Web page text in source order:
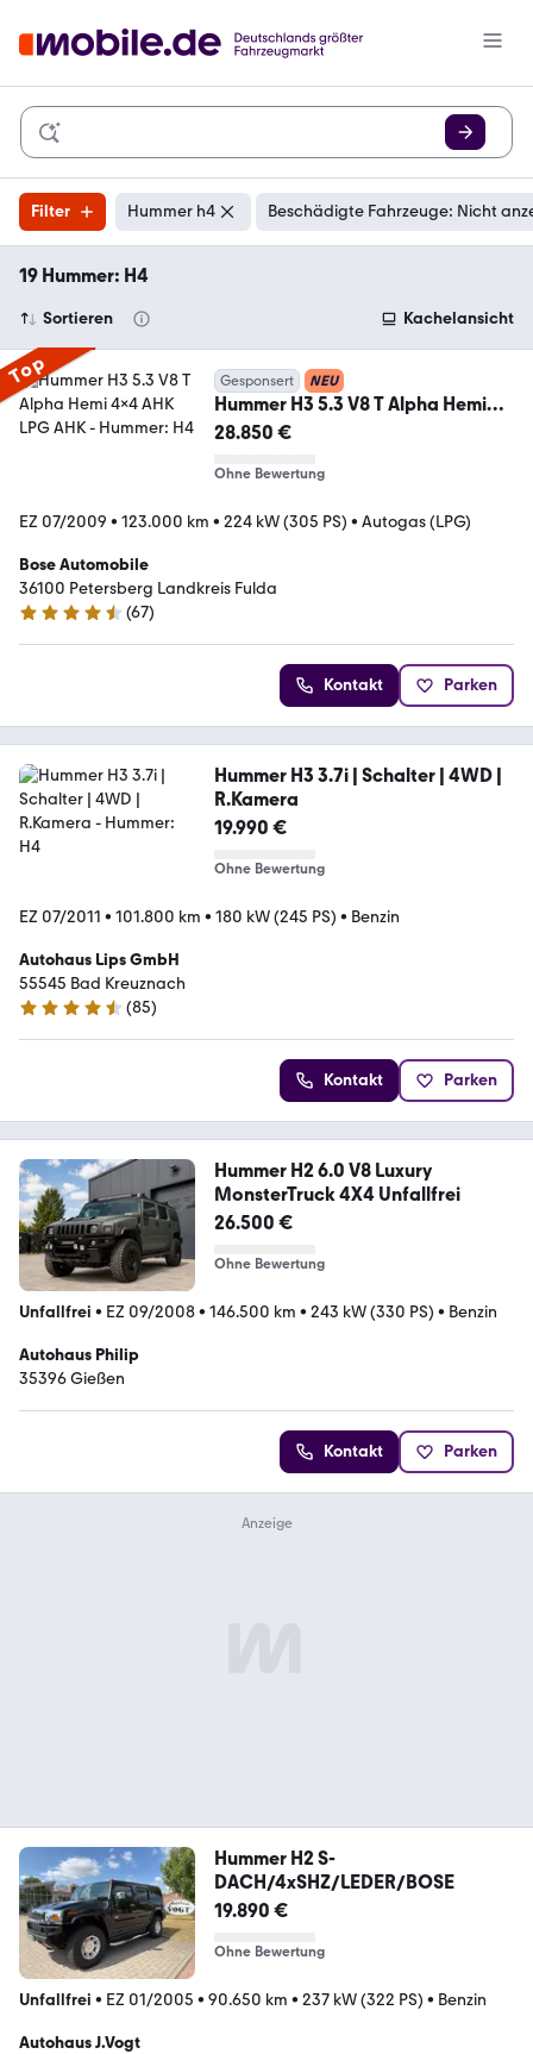
Filter Hummer h4 Beschädigte Fahrzeuge: Nicht
19 Hummer: H4
Sortieren Kachelansicht
Top Gesponsert NEU
Hummer H3 5.3 V8 T Alpha Hemi
4x4 AHK LPG AHK
28.850 €
Ohne Bewertung
EZ 07/2009 • 123.000 km • 224 kW (305 PS) • Autogas (LPG)
Bose Automobile
36100 Petersberg Landkreis Fulda
4.5 Sterne
(67)
Kontakt Parken
Hummer H3 3.7i | Schalter | 4WD |
R.Kamera
19.990 €
Ohne Bewertung
EZ 07/2011 • 101.800 km • 180 kW (245 PS) • Benzin
Autohaus Lips GmbH
55545 Bad Kreuznach
4.5 Sterne
(85)
Kontakt Parken
Hummer H2 6.0 V8 Luxury
MonsterTruck 4X4 Unfallfrei
26.500 €
Ohne Bewertung
Unfallfrei • EZ 09/2008• 146.500 km • 243 kW (330 PS) • Benzin
Autohaus Philip
35396 Gießen
Kontakt Parken
Hummer H2 S-
DACH/4xSHZ/LEDER/BOSE
19.890 €
Ohne Bewertung
Unfallfrei • EZ 01/2005 • 90.650 km • 237 kW (322 PS) • Benzin
Autohaus J.Vogt